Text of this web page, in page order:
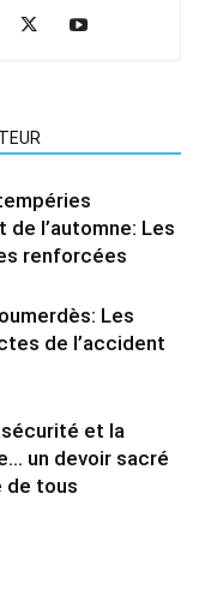
l’automne: Les
renforcées
Les
de l’accident
sécurité et la
un devoir sacré
de tous